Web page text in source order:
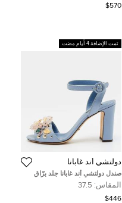
$570
تمت الإضافة 4 أيام مضت
دولتشي أند غابانا
صندل دولتشي أند غابانا جلد برّاق
مطبوع متعدد الألوان مزين برباط
للكاحل مقاس 38
المقاس: 37.5
$446